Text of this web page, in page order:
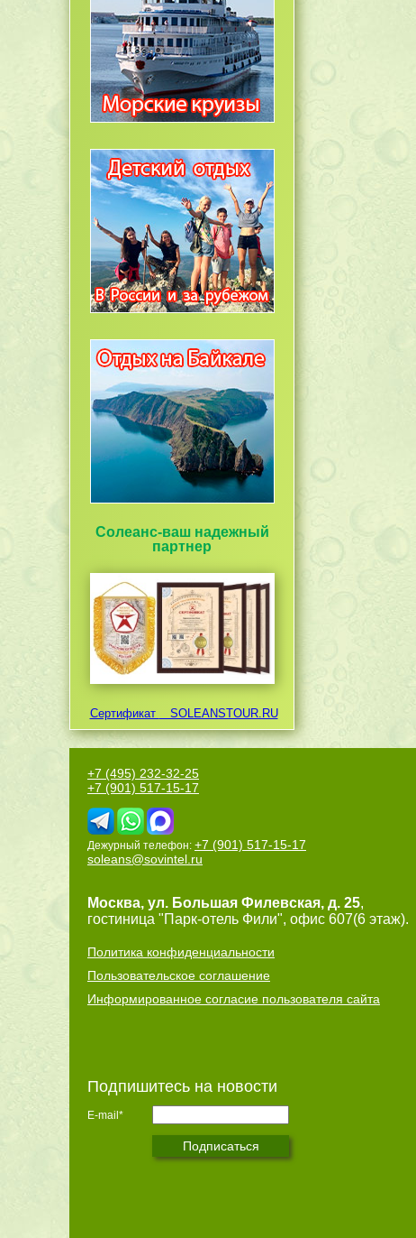
Солеанс-ваш надежный
партнер
Сертификат SOLEANSTOUR.RU
+7 (495) 232-32-25
+7 (901) 517-15-17
Дежурный телефон: +7 (901) 517-15-17
soleans@sovintel.ru
Москва, ул. Большая Филевская, д. 25,
гостиница "Парк-отель Фили", офис 607(6 этаж).
Политика конфиденциальности
Пользовательское соглашение
Информированное согласие пользователя сайта
Подпишитесь на новости
E-mail*